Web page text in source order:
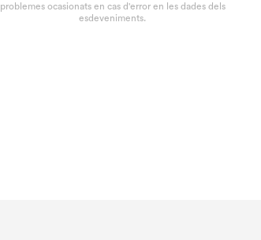
problemes ocasionats en cas d'error en les dades dels
esdeveniments.